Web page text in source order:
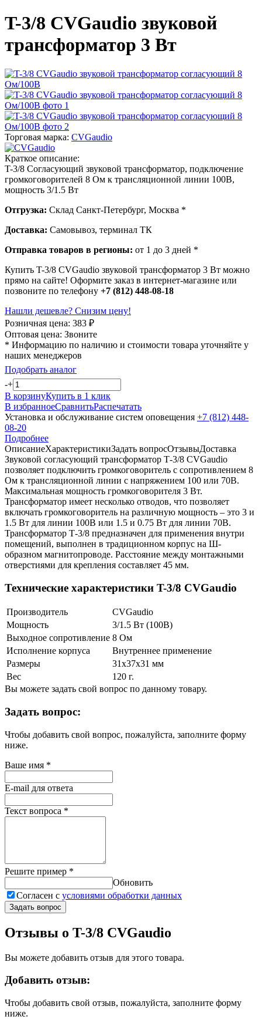
T-3/8 CVGaudio звуковой
трансформатор 3 Вт
Торговая марка: CVGaudio
Краткое описание:
T-3/8 Согласующий звуковой трансформатор, подключение
громкоговорителей 8 Ом к трансляционной линии 100В,
мощность 3/1.5 Вт
Отгрузка: Склад Санкт-Петербург, Москва *
Доставка: Самовывоз, терминал ТК
Отправка товаров в регионы: от 1 до 3 дней *
Купить T-3/8 CVGaudio звуковой трансформатор 3 Вт можно
прямо на сайте! Оформите заказ в интернет-магазине или
позвоните по телефону +7 (812) 448-08-18
Нашли дешевле? Снизим цену!
Розничная цена: 383 ₽
Оптовая цена: Звоните
* Информацию по наличию и стоимости товара уточняйте у
наших менеджеров
Подобрать аналог
-+
В корзинуКупить в 1 клик
В избранноеСравнитьРаспечатать
Установка и обслуживание систем оповещения +7 (812) 448-
08-20
Подробнее
ОписаниеХарактеристикиЗадать вопросОтзывыДоставка
Звуковой согласующий трансформатор Т-3/8 CVGaudio
позволяет подключить громкоговоритель с сопротивлением 8
Ом к трансляционной линии с напряжением 100 или 70В.
Максимальная мощность громкоговорителя 3 Вт.
Трансформатор имеет несколько отводов, что позволяет
включать громкоговоритель на различную мощность – это 3 и
1.5 Вт для линии 100В или 1.5 и 0.75 Вт для линии 70В.
Трансформатор Т-3/8 предназначен для применения внутри
помещений, выполнен в традиционном корпус на Ш-
образном магнитопроводе. Расстояние между монтажными
отверстиями для крепления составляет 45 мм.
Технические характеристики T-3/8 CVGaudio
Производитель
CVGaudio
Мощность
3/1.5 Вт (100В)
Выходное сопротивление 8 Ом
Исполнение корпуса
Внутреннее применение
Размеры
31х37х31 мм
Вес
120 г.
Вы можете задать свой вопрос по данному товару.
Задать вопрос:
Чтобы добавить свой вопрос, пожалуйста, заполните форму
ниже.
Ваше имя *
E-mail для ответа
Текст вопроса *
Решите пример *
Обновить
Согласен с условиями обработки данных
Задать вопрос
Отзывы о T-3/8 CVGaudio
Вы можете добавить отзыв для этого товара.
Добавить отзыв:
Чтобы добавить свой отзыв, пожалуйста, заполните форму
ниже.